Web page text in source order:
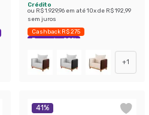
Crédito
ou R$ 1.929,96 em até10x de R$ 192,99
sem juros
Cashback R$ 275
Economize 28%
+1
41%